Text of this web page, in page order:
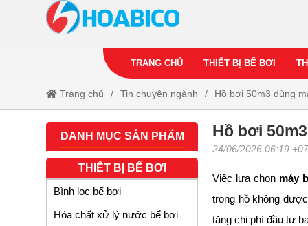
TRANG CHỦ THIẾT BỊ BỂ BƠI
Trang chủ Tin chuyên ngành Hồ bơi 50m3 dùng
Hồ bơi
24/06/2026 06:19 +07
Việc lựa chọn máy
trong hồ không
tăng chi phí đầu tư
DANH MỤC SẢN PHẨM
THIẾT BỊ BỂ BƠI
Bình lọc bể bơi
Hóa chất xử lý nước bể bơi